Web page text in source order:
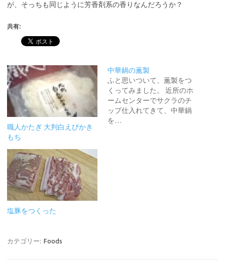
が、そっちも同じように芳香剤系の香りなんだろうか？
共有:
職人かたぎ 大判白えびかき
もち
中華鍋の薫製
ふと思いついて、薫製をつ
くってみました。 近所のホ
ームセンターでサクラのチ
ップ仕入れてきて、中華鍋
を…
塩豚をつくった
カテゴリー: Foods